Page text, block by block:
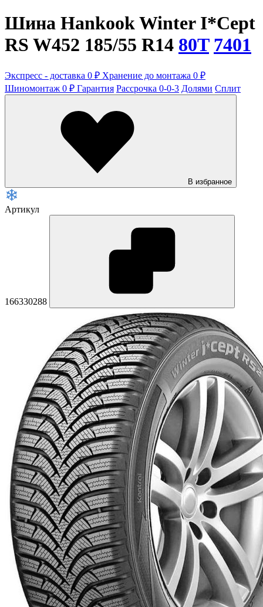
Шина Hankook Winter I*Cept
RS W452 185/55 R14 80T 7401
Экспресс - доставка 0 ₽ Хранение до монтажа 0 ₽
Шиномонтаж 0 ₽ Гарантия Рассрочка 0-0-3 Долями Сплит
В избранное
Артикул
166330288